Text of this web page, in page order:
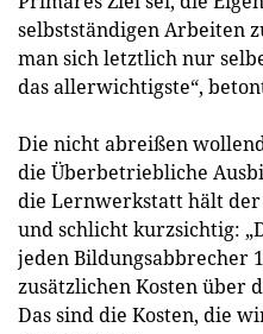
selbstständigen Arbeiten
man sich letztlich nur
das allerwichtigste“,
Die nicht abreißen
die Überbetriebliche
die Lernwerkstatt hält der
und schlicht kurzsichtig:
jeden Bildungsabbrecher
zusätzlichen Kosten über
Das sind die Kosten, die